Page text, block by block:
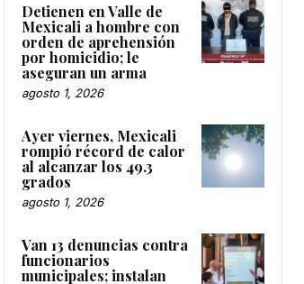
Detienen en Valle de
Mexicali a hombre con
orden de aprehensión
por homicidio; le
aseguran un arma
agosto 1, 2026
Ayer viernes, Mexicali
rompió récord de calor
al alcanzar los 49.3
grados
agosto 1, 2026
Van 13 denuncias contra
funcionarios
municipales; instalan